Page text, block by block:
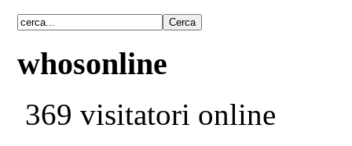
whosonline
369 visitatori online